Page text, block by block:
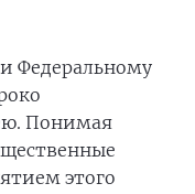
Федеральному
Понимая
этого